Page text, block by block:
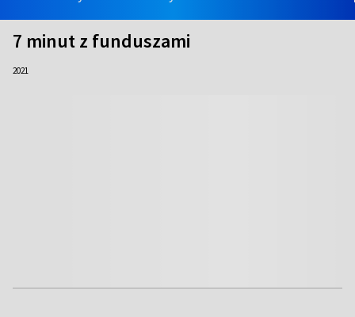
7 minut z funduszami
2021